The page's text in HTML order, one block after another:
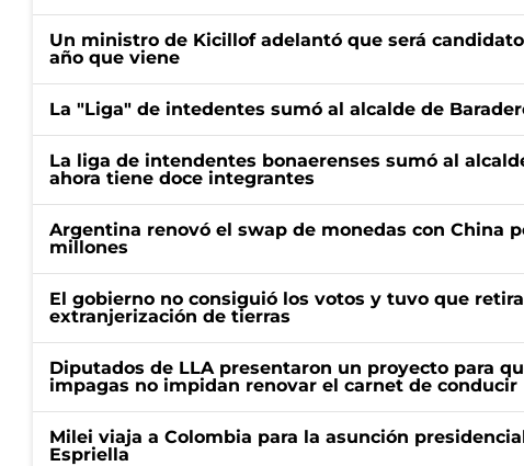
Un ministro de Kicillof adelantó que será
año que viene
La "Liga" de intedentes sumó al alcalde de
La liga de intendentes bonaerenses sumó al
ahora tiene doce integrantes
Argentina renovó el swap de monedas con China
millones
El gobierno no consiguió los votos y tuvo que
extranjerización de tierras
Diputados de LLA presentaron un proyecto para
impagas no impidan renovar el carnet de conducir
Milei viaja a Colombia para la asunción
Espriella